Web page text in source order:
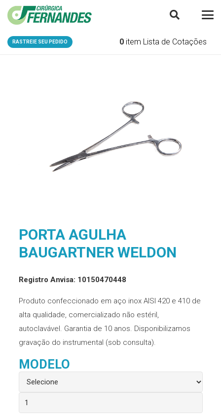
RASTREIE SEU PEDIDO 0 item Lista de Cotações
PORTA AGULHA
BAUGARTNER WELDON
Registro Anvisa: 10150470448
Produto confeccionado em aço inox AISI 420 e 410 de
alta qualidade, comercializado não estéril,
autoclavável. Garantia de 10 anos. Disponibilizamos
gravação do instrumental (sob consulta).
MODELO
Porta
Agulha